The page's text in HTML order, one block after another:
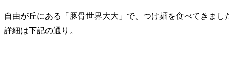
自由が丘にある「豚骨世界大大」で、つけ麺を食べてきまし
詳細は下記の通り。